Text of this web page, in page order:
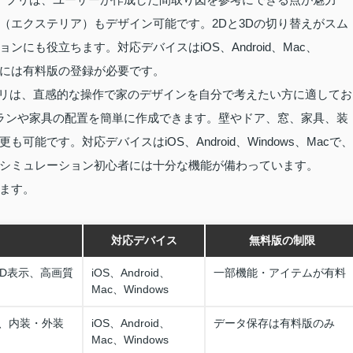
エクステリア）もデザイン可能です。2Dと3Dの切り替えがスム
にも役立ちます。対応デバイスはiOS、Android、Mac、
は有料版の登録が必要です。
は、直感的な操作で家のデザインを自分で考えたい方に適してお
や家具の配置を簡単に作成できます。壁やドア、窓、家具、装
可能です。対応デバイスはiOS、Android、Windows、Macで、
ュレーション初心者には十分な機能が備わっています。
す。
対応デバイス 無料版の制限
表示、高画質
iOS、Android、
Mac、Windows
一部機能・アイテムが有料
内装・外装
iOS、Android、
Mac、Windows
データ保存は有料版のみ